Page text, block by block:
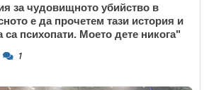
за чудовищното убийство в
е да прочетем тази история и
психопати. Моето дете никога"
1